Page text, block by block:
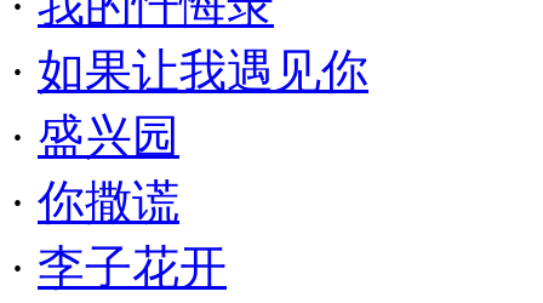
· 如果让我遇见你
· 盛兴园
· 你撒谎
· 李子花开